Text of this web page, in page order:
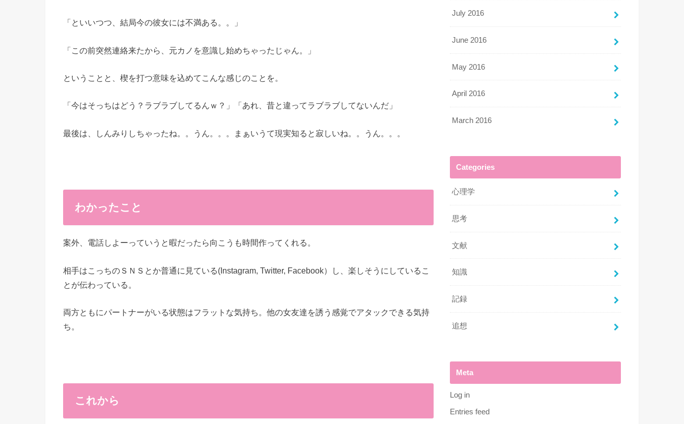
「といいつつ、結局今の彼女には不満ある。。」
「この前突然連絡来たから、元カノを意識し始めちゃったじゃん。」
ということと、楔を打つ意味を込めてこんな感じのことを。
「今はそっちはどう？ラブラブしてるんｗ？」「あれ、昔と違ってラブラブしてないんだ」
最後は、しんみりしちゃったね。。うん。。。まぁいうて現実知ると寂しいね。。うん。。。
わかったこと
案外、電話しよーっていうと暇だったら向こうも時間作ってくれる。
相手はこっちのＳＮＳとか普通に見ている(Instagram, Twitter, Facebook）し、楽しそうにしているこ
とが伝わっている。
両方ともにパートナーがいる状態はフラットな気持ち。他の女友達を誘う感覚でアタックできる気持
ち。
これから
July 2016
June 2016
May 2016
April 2016
March 2016
Categories
心理学
思考
文献
知識
記録
追想
Meta
Log in
Entries feed